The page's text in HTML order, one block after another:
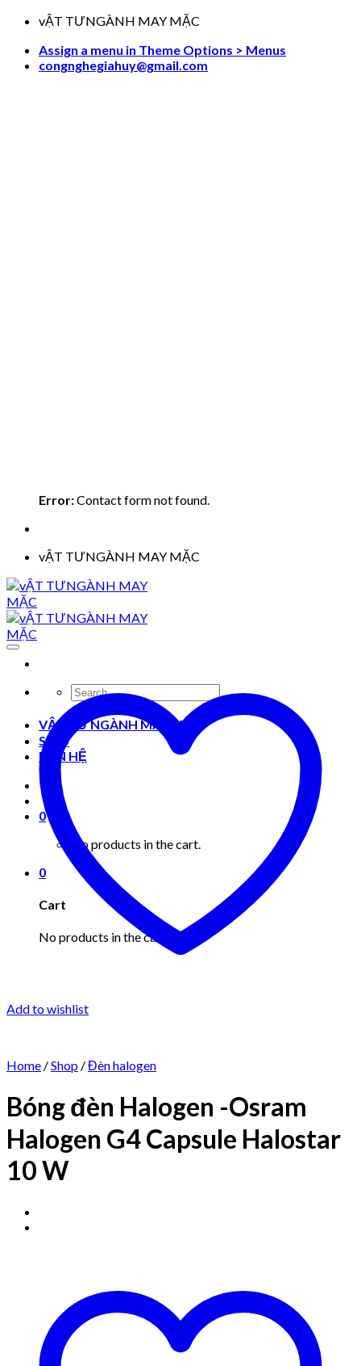
Skip
content
vẬT TƯNGÀNH MAY MẶC
Assign a menu in Theme Options > Menus
congnghegiahuy@gmail.com
Error:Contact form not found.
vẬT TƯNGÀNH MAY MẶC
Search
for:
VẬT TƯ NGÀNH MAY MẶC
Shop
LIÊN HỆ
0
No products in the cart.
0
Cart
No products in the cart.
Add to wishlist
Home /Shop /Đèn halogen
Bóng đèn Halogen -Osram
Halogen G4 Capsule Halostar
10 W